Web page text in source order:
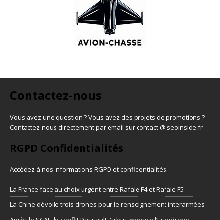
Contactez-nous
Vous avez une question ? Vous avez des projets de promotions ?
Contactez-nous directement par email sur contact @ seoinside.fr
RGPD Confidentialités
Accédez à nos informations RGPD et confidentialités.
La France face au choix urgent entre Rafale F4 et Rafale F5
La Chine dévoile trois drones pour le renseignement interarmées